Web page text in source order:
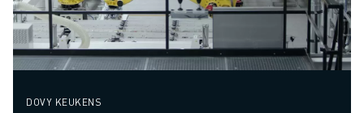
DOVY KEUKENS